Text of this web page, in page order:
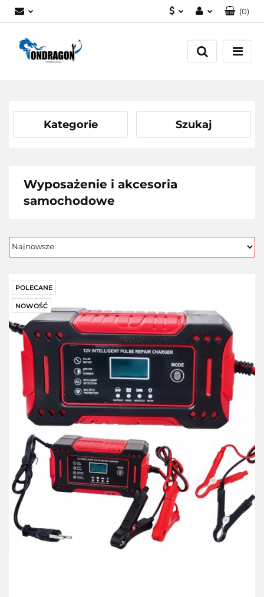
Zaloguj się
Załóż konto
(0)
Kategorie Szukaj
Wyposażenie i akcesoria
samochodowe
POLECANE
NOWOŚĆ